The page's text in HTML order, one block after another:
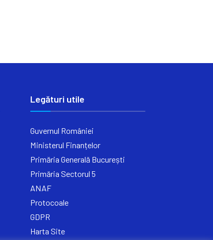
Legături utile
Guvernul României
Ministerul Finanțelor
Primăria Generală București
Primăria Sectorul 5
ANAF
Protocoale
GDPR
Harta Site